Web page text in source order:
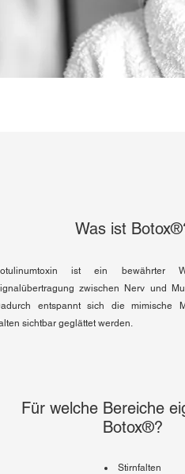
Was ist
ist ein bewährter
zwischen Nerv und
entspannt sich die mimische
sichtbar geglättet werden.
Für welche Bereiche
Botox®?
Stirnfalten